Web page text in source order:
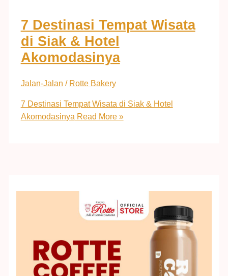
7 Destinasi Tempat Wisata
di Siak & Hotel
Akomodasinya
Jalan-Jalan / Rotte Bakery
7 Destinasi Tempat Wisata di Siak & Hotel
Akomodasinya Read More »